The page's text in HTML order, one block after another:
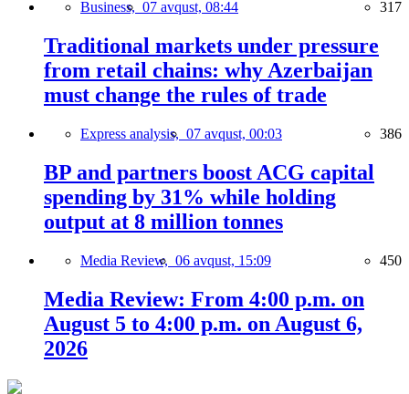
Business, 07 avqust, 08:44 317
Traditional markets under pressure
from retail chains: why Azerbaijan
must change the rules of trade
Express analysis, 07 avqust, 00:03 386
BP and partners boost ACG capital
spending by 31% while holding
output at 8 million tonnes
Media Review, 06 avqust, 15:09 450
Media Review: From 4:00 p.m. on
August 5 to 4:00 p.m. on August 6,
2026